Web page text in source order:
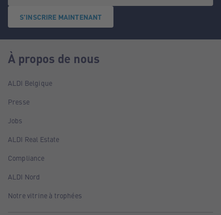
S'INSCRIRE MAINTENANT
À propos de nous
ALDI Belgique
Presse
Jobs
ALDI Real Estate
Compliance
ALDI Nord
Notre vitrine à trophées